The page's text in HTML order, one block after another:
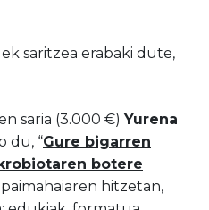
saritzea erabaki dute,
saria (3.000 €) Yurena
du, “Gure bigarren
botere
hitzetan,